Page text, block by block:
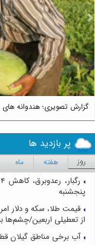
گزارش تصویری؛ هندوانه
Next
پر بازدید ها
روز هفته ماه
پنجشنبه
از تعطیلی اربعین/چشم‌ها
آب برخی مناطق گیلان